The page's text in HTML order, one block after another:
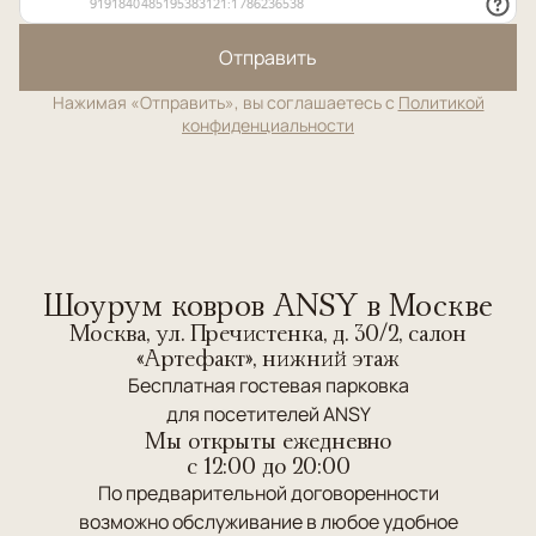
Отправить
Нажимая «Отправить», вы соглашаетесь с Политикой
конфиденциальности
Шоурум ковров ANSY в Москве
Москва, ул. Пречистенка, д. 30/2, салон
«Артефакт», нижний этаж
Бесплатная гостевая парковка
для посетителей ANSY
Мы открыты ежедневно
c 12:00 до 20:00
По предварительной договоренности
возможно обслуживание в любое удобное